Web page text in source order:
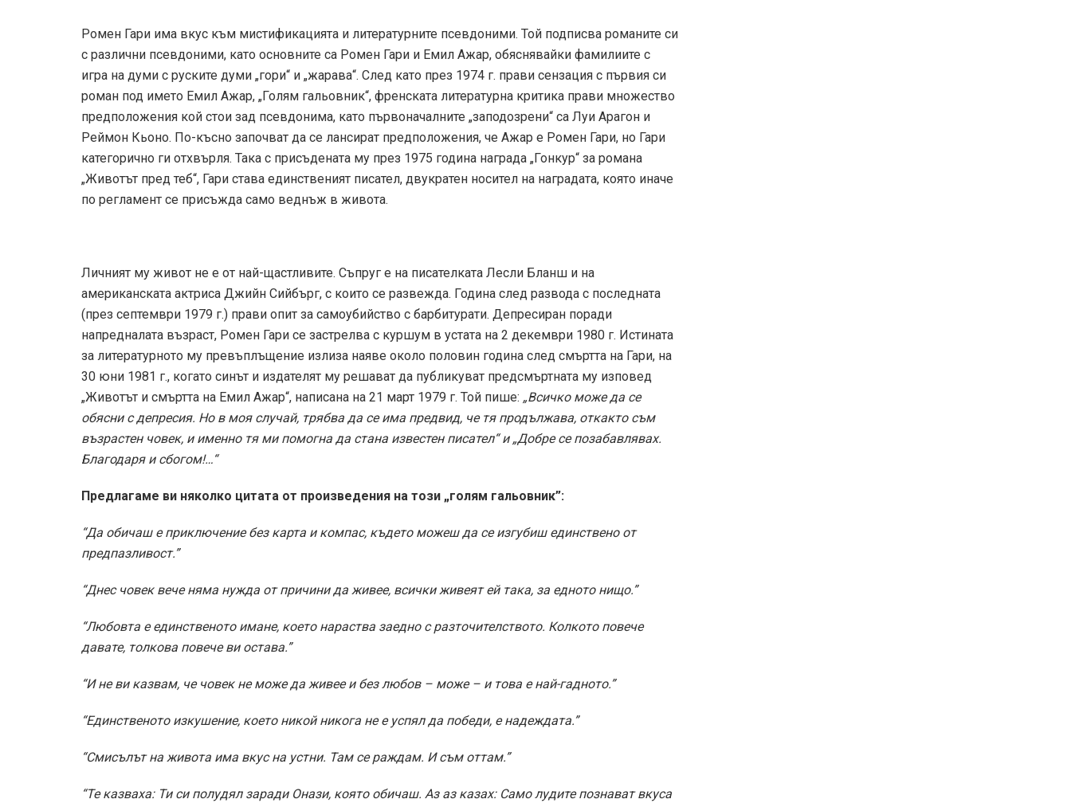
Ромен Гари има вкус към мистификацията и литературните псевдоними. Той подписва романите си
с различни псевдоними, като основните са Ромен Гари и Емил Ажар, обяснявайки фамилиите с
игра на думи с руските думи „гори“ и „жарава“. След като през 1974 г. прави сензация с първия си
роман под името Емил Ажар, „Голям гальовник“, френската литературна критика прави множество
предположения кой стои зад псевдонима, като първоначалните „заподозрени“ са Луи Арагон и
Реймон Кьоно. По-късно започват да се лансират предположения, че Ажар е Ромен Гари, но Гари
категорично ги отхвърля. Така с присъдената му през 1975 година награда „Гонкур“ за романа
„Животът пред теб“, Гари става единственият писател, двукратен носител на наградата, която иначе
по регламент се присъжда само веднъж в живота.
Личният му живот не е от най-щастливите. Съпруг е на писателката Лесли Бланш и на
американската актриса Джийн Сийбърг, с които се развежда. Година след развода с последната
(през септември 1979 г.) прави опит за самоубийство с барбитурати. Депресиран поради
напредналата възраст, Ромен Гари се застрелва с куршум в устата на 2 декември 1980 г. Истината
за литературното му превъплъщение излиза наяве около половин година след смъртта на Гари, на
30 юни 1981 г., когато синът и издателят му решават да публикуват предсмъртната му изповед
„Животът и смъртта на Емил Ажар“, написана на 21 март 1979 г. Той пише: „Всичко може да се
обясни с депресия. Но в моя случай, трябва да се има предвид, че тя продължава, откакто съм
възрастен човек, и именно тя ми помогна да стана известен писател“ и „Добре се позабавлявах.
Благодаря и сбогом!…“
Предлагаме ви няколко цитата от произведения на този „голям гальовник”:
“Да обичаш е приключение без карта и компас, където можеш да се изгубиш единствено от
предпазливост.”
“Днес човек вече няма нужда от причини да живее, всички живеят ей така, за едното нищо.”
“Любовта е единственото имане, което нараства заедно с разточителството. Колкото повече
давате, толкова повече ви остава.”
“И не ви казвам, че човек не може да живее и без любов – може – и това е най-гадното.”
“Единственото изкушение, което никой никога не е успял да победи, е надеждата.”
“Смисълът на живота има вкус на устни. Там се раждам. И съм оттам.”
“Те казваха: Ти си полудял заради Онази, която обичаш. Аз аз казах: Само лудите познават вкуса